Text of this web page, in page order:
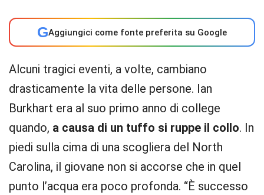
GAggiungici come fonte preferita su Google
Alcuni tragici eventi, a volte, cambiano
drasticamente la vita delle persone. Ian
Burkhart era al suo primo anno di college
quando, a causa di un tuffo si ruppe il collo. In
piedi sulla cima di una scogliera del North
Carolina, il giovane non si accorse che in quel
punto l’acqua era poco profonda. “È successo